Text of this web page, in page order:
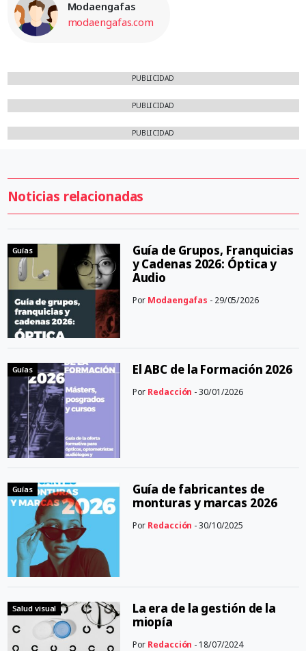
Modaengafas
modaengafas.com
PUBLICIDAD
PUBLICIDAD
PUBLICIDAD
Noticias relacionadas
Guías
Guía de Grupos, Franquicias
y Cadenas 2026: Óptica y
Audio
Por Modaengafas - 29/05/2026
Guías El ABC de la Formación 2026
Por Redacción - 30/01/2026
Guías
Guía de fabricantes de
monturas y marcas 2026
Por Redacción - 30/10/2025
Salud visual
La era de la gestión de la
miopía
Por Redacción - 18/07/2024